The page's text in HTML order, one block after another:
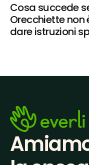
Cosa succede
Orecchiette non
dare istruzioni